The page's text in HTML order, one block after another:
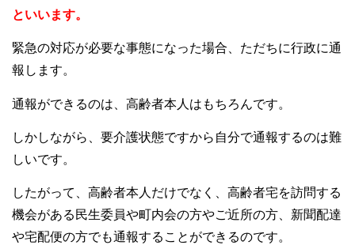
といいます。
緊急の対応が必要な事態になった場合、ただちに行政に通
報します。
通報ができるのは、高齢者本人はもちろんです。
しかしながら、要介護状態ですから自分で通報するのは難
しいです。
したがって、高齢者本人だけでなく、高齢者宅を訪問する
機会がある民生委員や町内会の方やご近所の方、新聞配達
や宅配便の方でも通報することができるのです。